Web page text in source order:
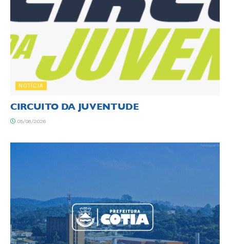
NOTÍCIA
CIRCUITO DA JUVENTUDE
05/08/2026